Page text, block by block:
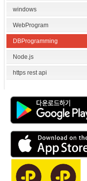
windows
WebProgram
DBProgramming
Node.js
https rest api